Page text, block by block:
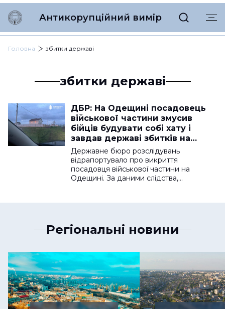
Антикорупційний вимір
Головна збитки державі
збитки державі
ДБР: На Одещині посадовець
військової частини змусив
бійців будувати собі хату і
завдав державі збитків на
мільйони
Державне бюро розслідувань
відрапортувало про викриття
посадовця військової частини на
Одещині. За даними слідства,…
Регіональні новини